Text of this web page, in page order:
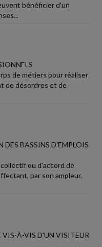
bénéficier d'un
de métiers pour réaliser
de désordres et de
BASSINS D'EMPLOIS
ou d'accord de
par son ampleur,
VIS-À-VIS D'UN VISITEUR